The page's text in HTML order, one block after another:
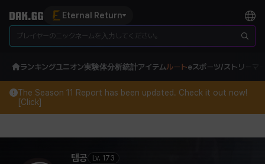
Eternal Return
ランキングユニオン実験体分析統計アイテムルートeスポーツ/ストリーマ
The Season 11 Report has been updated. Check it out now!
[Click]
탬공
Lv. 173